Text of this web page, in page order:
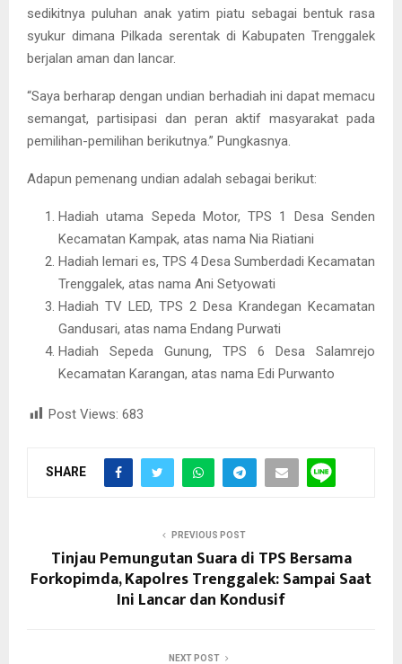
sedikitnya puluhan anak yatim piatu sebagai bentuk rasa
syukur dimana Pilkada serentak di Kabupaten Trenggalek
berjalan aman dan lancar.
“Saya berharap dengan undian berhadiah ini dapat memacu
semangat, partisipasi dan peran aktif masyarakat pada
pemilihan-pemilihan berikutnya.” Pungkasnya.
Adapun pemenang undian adalah sebagai berikut:
Hadiah utama Sepeda Motor, TPS 1 Desa Senden
Kecamatan Kampak, atas nama Nia Riatiani
Hadiah lemari es, TPS 4 Desa Sumberdadi Kecamatan
Trenggalek, atas nama Ani Setyowati
Hadiah TV LED, TPS 2 Desa Krandegan Kecamatan
Gandusari, atas nama Endang Purwati
Hadiah Sepeda Gunung, TPS 6 Desa Salamrejo
Kecamatan Karangan, atas nama Edi Purwanto
Post Views: 683
SHARE
PREVIOUS POST
Tinjau Pemungutan Suara di TPS Bersama
Forkopimda, Kapolres Trenggalek: Sampai Saat
Ini Lancar dan Kondusif
NEXT POST